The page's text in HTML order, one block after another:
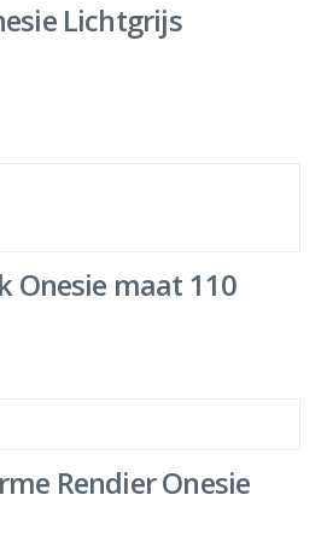
Lichtgrijs
Onesie maat 110
Rendier Onesie